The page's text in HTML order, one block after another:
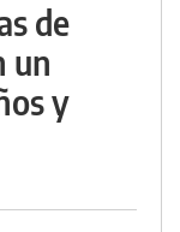
de
un
y